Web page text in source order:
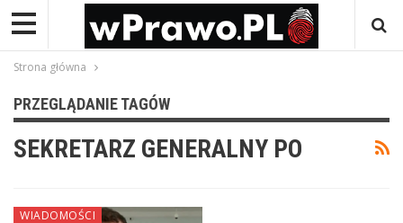
Strona główna
PRZEGLĄDANIE TAGÓW
SEKRETARZ GENERALNY PO
WIADOMOŚCI